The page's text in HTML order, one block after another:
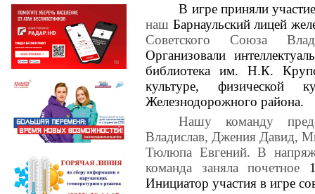
В игре приняли
наш Барнаульский лицей
Советского Союза
Организовали
библиотека им. Н.К.
культуре, физической
Железнодорожного района.
Нашу команду
Владислав, Джения Давид,
Тюлюпа Евгений. В
команда заняла почетное
Инициатор участия в игре